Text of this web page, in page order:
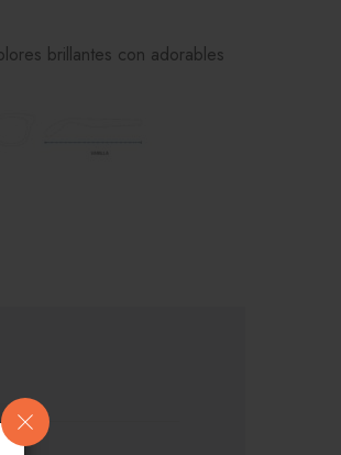
brillantes con adorables